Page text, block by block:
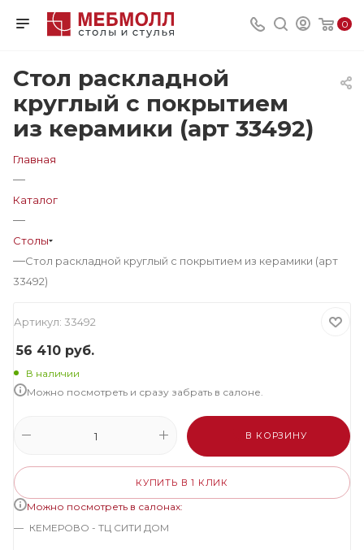
0
Стол раскладной
круглый с покрытием
из керамики (арт 33492)
Главная
—
Каталог
—
Столы
—Стол раскладной круглый с покрытием из керамики (арт
33492)
Артикул: 33492
56 410 руб.
В наличии
Можно посмотреть и сразу забрать в салоне.
В КОРЗИНУ
КУПИТЬ В 1 КЛИК
Можно посмотреть в салонах:
КЕМЕРОВО - ТЦ СИТИ ДОМ